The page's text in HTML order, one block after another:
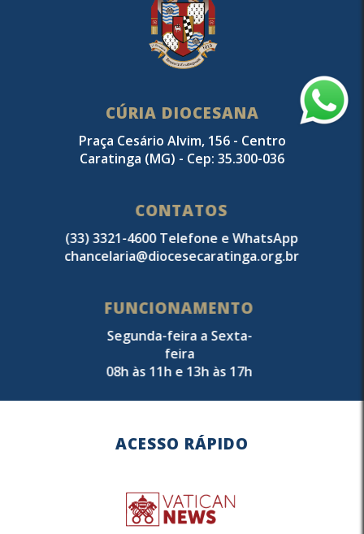
CÚRIA DIOCESANA
Praça Cesário Alvim, 156 - Centro
Caratinga (MG) - Cep: 35.300-036
CONTATOS
(33) 3321-4600 Telefone e WhatsApp
chancelaria@diocesecaratinga.org.br
FUNCIONAMENTO
Segunda-feira a Sexta-
feira
08h às 11h e 13h às 17h
ACESSO RÁPIDO